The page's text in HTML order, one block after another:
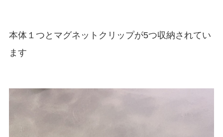
本体１つとマグネットクリップが5つ収納されてい
ます